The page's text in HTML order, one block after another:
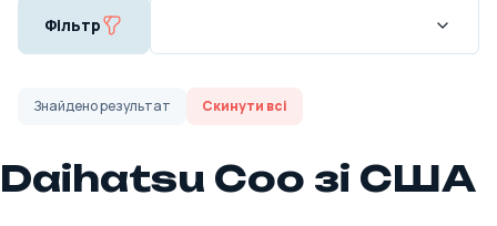
Фільтр
Знайденорезультат Скинути всі
Daihatsu Coo зі США